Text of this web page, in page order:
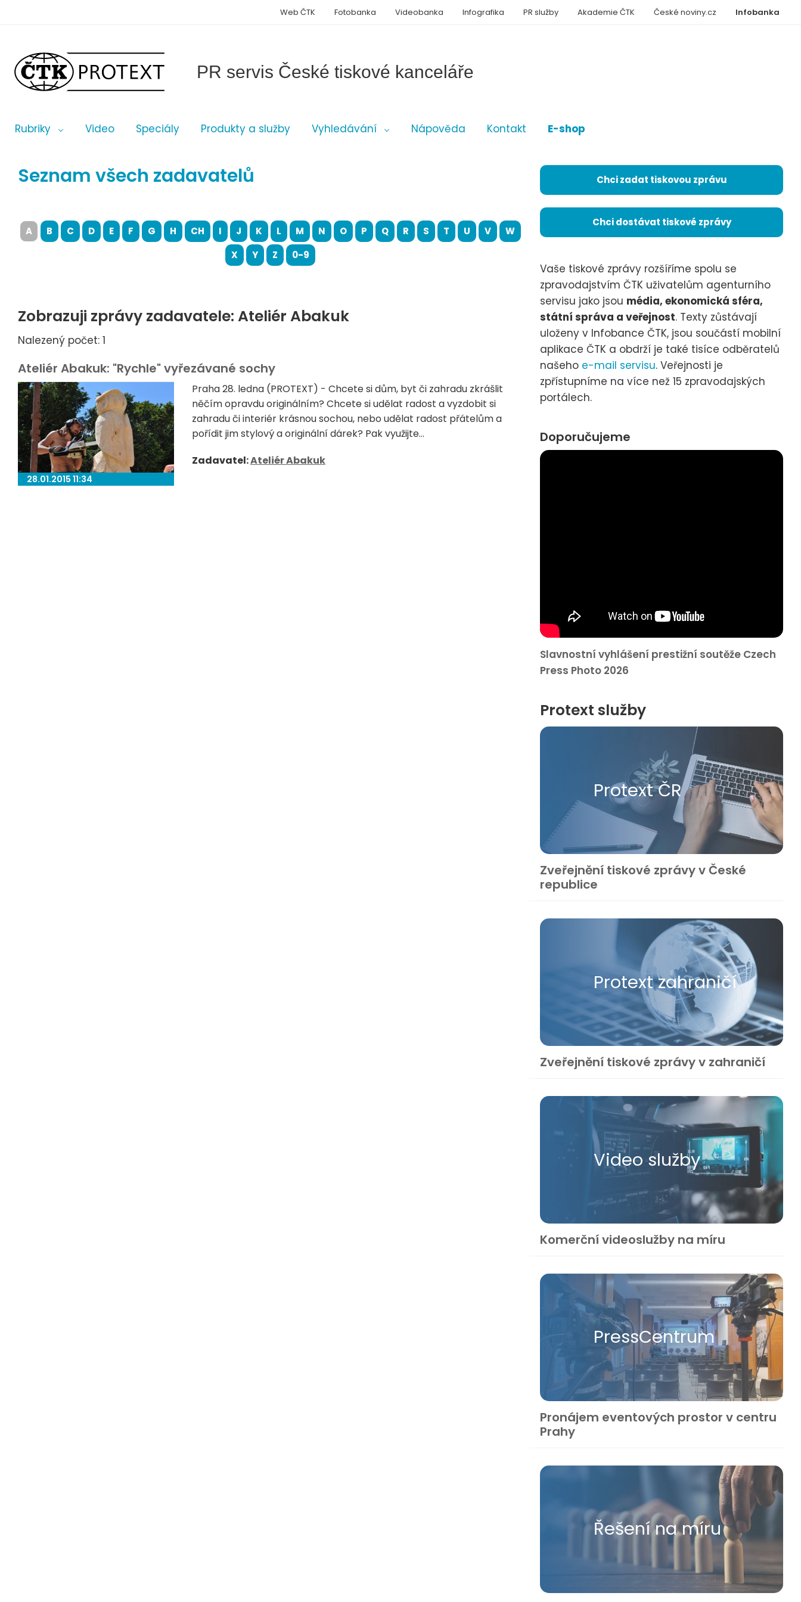
PR servis České tiskové kanceláře
Rubriky Video Speciály Produkty a služby Vyhledávání Nápověda Kontakt E-shop
Infobanka
Web ČTK Fotobanka Videobanka Infografika PR služby Akademie ČTK České noviny.cz
Seznam všech zadavatelů
A B C D E F G H CH I J K L M N O P Q R S T U V
W
X
Y Z 0-9
Zobrazuji zprávy zadavatele: Ateliér Abakuk
Nalezený počet: 1
Ateliér Abakuk: "Rychle" vyřezávané sochy
28.01.2015 11:34
Praha 28. ledna (PROTEXT) - Chcete si dům, byt či zahradu zkrášlit
něčím opravdu originálním? Chcete si udělat radost a vyzdobit si
zahradu či interiér krásnou sochou, nebo udělat radost přátelům a
pořídit jim stylový a originální dárek? Pak využijte...
Zadavatel:Ateliér Abakuk
Chci zadat tiskovou zprávu
Chci dostávat tiskové zprávy
Vaše tiskové zprávy rozšíříme spolu se
zpravodajstvím ČTK uživatelům agenturního
servisu jako jsou média, ekonomická sféra,
státní správa a veřejnost. Texty zůstávají
uloženy v Infobance ČTK, jsou součástí mobilní
aplikace ČTK a obdrží je také tisíce odběratelů
našeho e-mail servisu. Veřejnosti je
zpřístupníme na více než 15 zpravodajských
portálech.
Doporučujeme
Slavnostní vyhlášení prestižní soutěže Czech
Press Photo 2026
Protext služby
Protext ČR
Zveřejnění tiskové zprávy v České
republice
Protext zahraničí
Zveřejnění tiskové zprávy v zahraničí
Video služby
Komerční videoslužby na míru
Press​Centrum
Pronájem eventových prostor v centru
Prahy
Řešení na míru